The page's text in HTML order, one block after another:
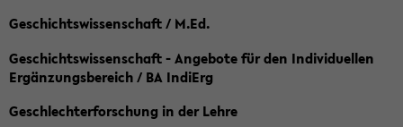
Geschichtswissenschaft / M.Ed.
Geschichtswissenschaft - Angebote für den Individuellen
Ergänzungsbereich / BA IndiErg
Geschlechterforschung in der Lehre